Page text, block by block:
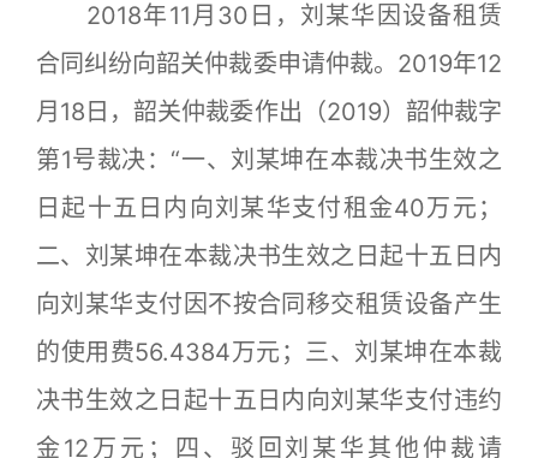
2018年11月30日，刘某华因设备租赁
合同纠纷向韶关仲裁委申请仲裁。2019年12
月18日，韶关仲裁委作出（2019）韶仲裁字
第1号裁决：“一、刘某坤在本裁决书生效之
日起十五日内向刘某华支付租金40万元；
二、刘某坤在本裁决书生效之日起十五日内
向刘某华支付因不按合同移交租赁设备产生
的使用费56.4384万元；三、刘某坤在本裁
决书生效之日起十五日内向刘某华支付违约
金12万元；四、驳回刘某华其他仲裁请